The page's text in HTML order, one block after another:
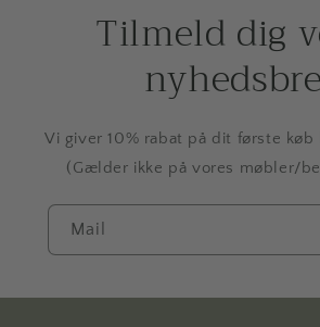
Tilmeld dig
Vi giver 10% rabat på dit første køb
(Gælder ikke på vores møbler/
Mail